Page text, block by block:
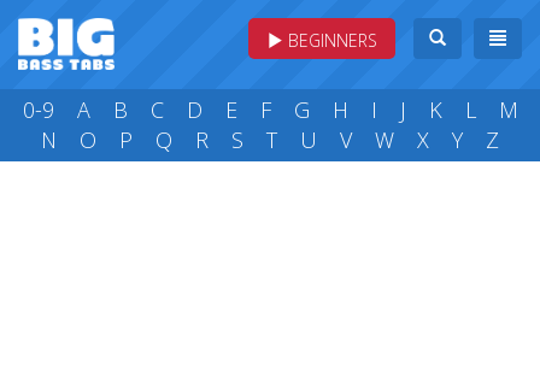
BEGINNERS
0-9 A B C D E F G H I J K L
M
N
O P Q R S T U V W X Y Z